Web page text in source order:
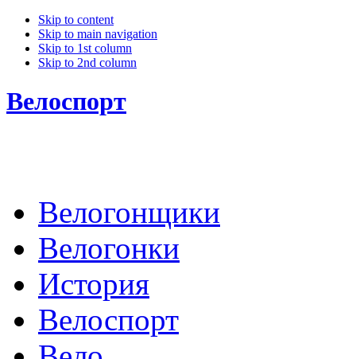
Skip to content
Skip to main navigation
Skip to 1st column
Skip to 2nd column
Велоспорт
Велогонщики
Велогонки
История
Велоспорт